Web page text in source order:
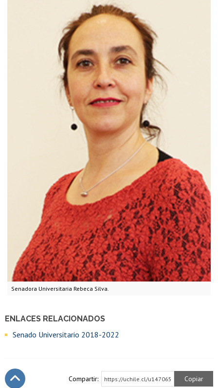
Senadora Universitaria Rebeca Silva.
ENLACES RELACIONADOS
Senado Universitario 2018-2022
Compartir: https://uchile.cl/u147065 Copiar